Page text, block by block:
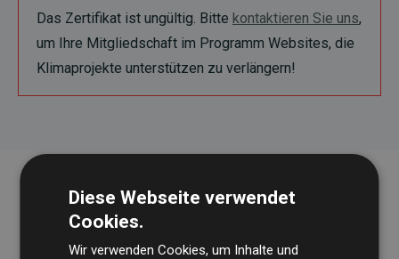
Das Zertifikat ist ungültig. Bitte kontaktieren Sie uns,
um Ihre Mitgliedschaft im Programm Websites, die
Klimaprojekte unterstützen zu verlängern!
Diese Webseite verwendet
Cookies.
Wir verwenden Cookies, um Inhalte und